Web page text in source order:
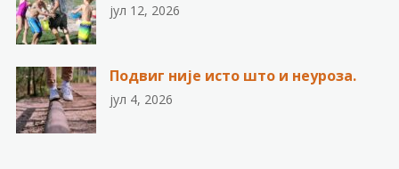
јул 12, 2026
Подвиг није исто што и неуроза.
јул 4, 2026